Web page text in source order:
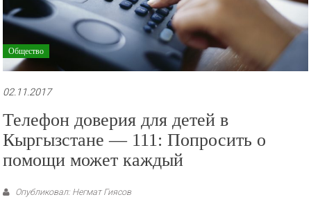
Общество
02.11.2017
Телефон доверия для детей в
Кыргызстане — 111: Попросить о
помощи может каждый
Опубликовал: Негмат Гиясов